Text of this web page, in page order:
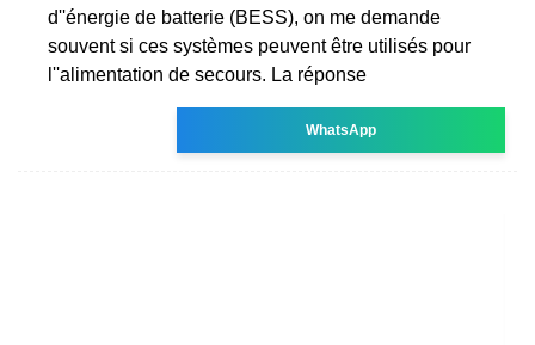
d''énergie de batterie (BESS), on me demande
souvent si ces systèmes peuvent être utilisés pour
l''alimentation de secours. La réponse
WhatsApp